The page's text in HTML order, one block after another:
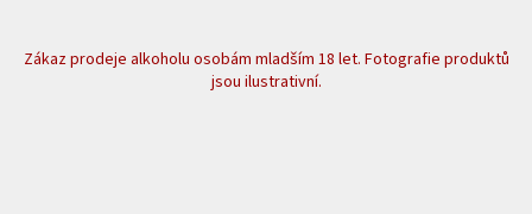
Zákaz prodeje alkoholu osobám mladším 18 let. Fotografie produktů
jsou ilustrativní.